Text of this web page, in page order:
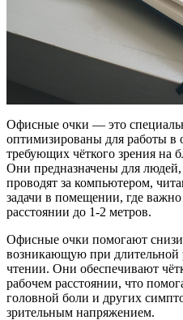
Офисные очки — это
оптимизированы для работы в
требующих чёткого зрения на
Они предназначены для
проводят за компьютером,
задачи в помещении, где
расстоянии до 1-2 метров.
Офисные очки помогают
возникающую при длительной
чтении. Они обеспечивают
рабочем расстоянии, что
головной боли и других
зрительным напряжением.